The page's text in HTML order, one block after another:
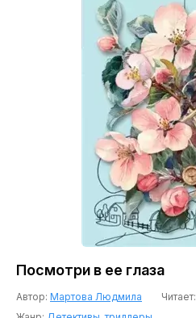
Посмотри в ее глаза
Автор: Мартова Людмила Читает: